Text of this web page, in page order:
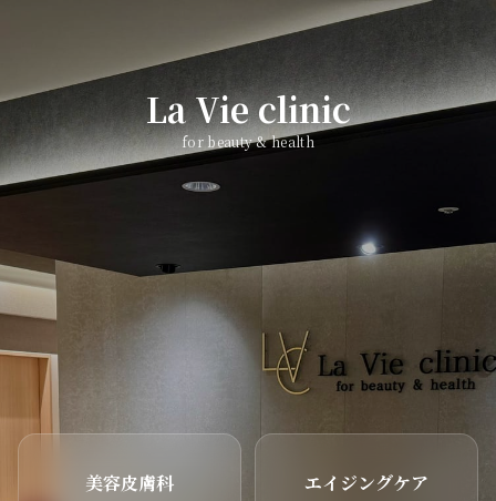
La Vie clinic
for beauty & health
美容皮膚科 エイジングケア